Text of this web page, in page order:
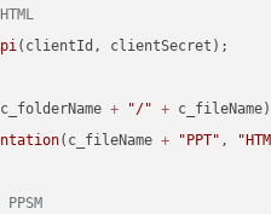
(clientId, clientSecret);
+ "/" +
(c_fileName + "PPT" ,